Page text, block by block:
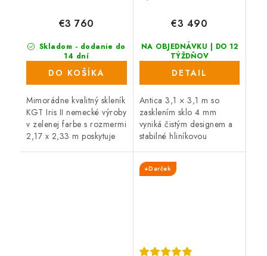
Skladom - dodanie do
14 dní
€3 760
DO KOŠÍKA
Mimorádne kvalitný skleník
KGT Iris II nemecké výroby
v zelenej farbe s rozmermi
2,17 x 2,33 m poskytuje
NA OBJEDNÁVKU | DO 12
TÝŽDŇOV
€3 490
DETAIL
Antica 3,1 × 3,1 m so
zasklením sklo 4 mm
vyniká čistým designem a
stabilné hliníkovou
(výška 185 cm) a možnosť
individuálnej farby RAL
+Darček